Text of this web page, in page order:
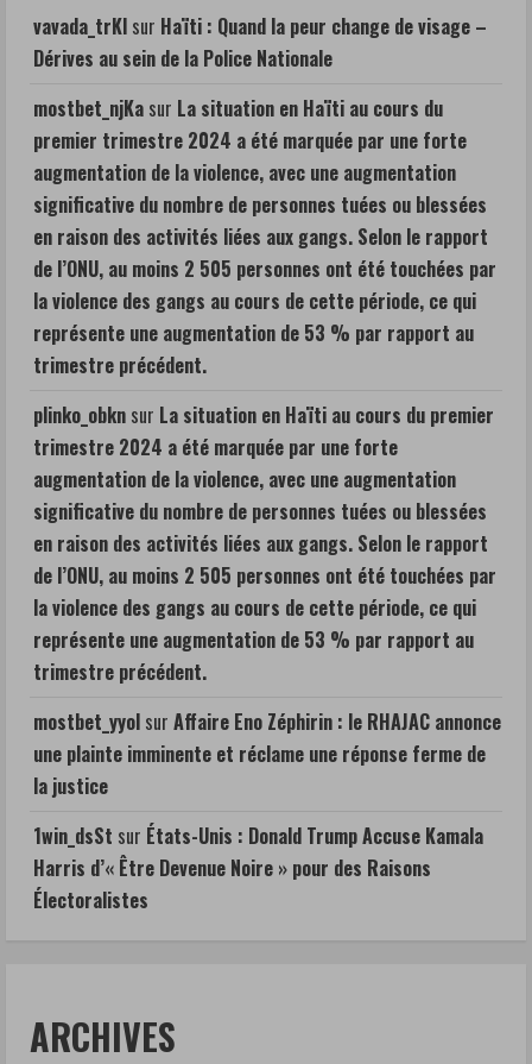
vavada_trKl sur Haïti : Quand la peur change de visage –
Dérives au sein de la Police Nationale
mostbet_njKa sur La situation en Haïti au cours du
premier trimestre 2024 a été marquée par une forte
augmentation de la violence, avec une augmentation
significative du nombre de personnes tuées ou blessées
en raison des activités liées aux gangs. Selon le rapport
de l’ONU, au moins 2 505 personnes ont été touchées par
la violence des gangs au cours de cette période, ce qui
représente une augmentation de 53 % par rapport au
trimestre précédent.
plinko_obkn sur La situation en Haïti au cours du premier
trimestre 2024 a été marquée par une forte
augmentation de la violence, avec une augmentation
significative du nombre de personnes tuées ou blessées
en raison des activités liées aux gangs. Selon le rapport
de l’ONU, au moins 2 505 personnes ont été touchées par
la violence des gangs au cours de cette période, ce qui
représente une augmentation de 53 % par rapport au
trimestre précédent.
mostbet_yyol sur Affaire Eno Zéphirin : le RHAJAC annonce
une plainte imminente et réclame une réponse ferme de
la justice
1win_dsSt sur États-Unis : Donald Trump Accuse Kamala
Harris d’« Être Devenue Noire » pour des Raisons
Électoralistes
ARCHIVES